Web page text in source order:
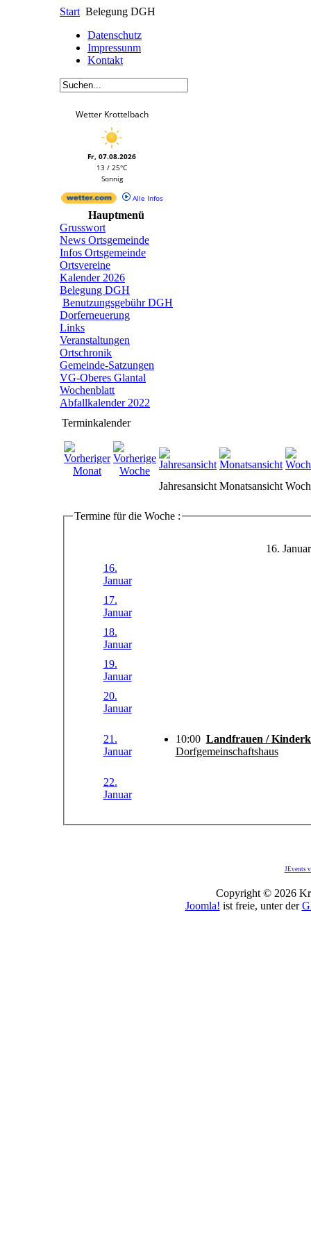
Start Belegung DGH
Datenschutz
Impressunm
Kontakt
Wetter Krottelbach
Fr, 07.08.2026
13 / 25°C
Sonnig
Alle Infos
Hauptmenü
Grusswort
News Ortsgemeinde
Infos Ortsgemeinde
Ortsvereine
Kalender 2026
Belegung DGH
Benutzungsgebühr DGH
Dorferneuerung
Links
Veranstaltungen
Ortschronik
Gemeinde-Satzungen
VG-Oberes Glantal
Wochenblatt
Abfallkalender 2022
Terminkalender
Jahresansicht Monatsansicht
Termine für die Woche :
16.
16.
Januar
17.
Januar
18.
Januar
19.
Januar
20.
Januar
21.
Januar
10:00 Landfrauen /
Dorfgemeinschaftshaus
22.
Januar
JEvents
Copyright © 2026
Joomla! ist freie, unter der